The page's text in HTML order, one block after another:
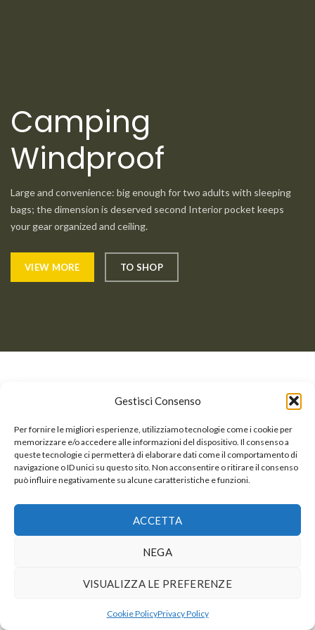
Gestisci Consenso
Per fornire le migliori esperienze, utilizziamo tecnologie come i cookie per
memorizzare e/o accedere alle informazioni del dispositivo. Il consenso a
queste tecnologie ci permetterà di elaborare dati come il comportamento di
navigazione o ID unici su questo sito. Non acconsentire o ritirare il consenso
può influire negativamente su alcune caratteristiche e funzioni.
ACCETTA
NEGA
VISUALIZZA LE PREFERENZE
Cookie PolicyPrivacy Policy
Camping
Windproof
Large and convenience: big enough for two adults with sleeping
bags; the dimension is deserved second Interior pocket keeps
your gear organized and ceiling.
VIEW MORE TO SHOP